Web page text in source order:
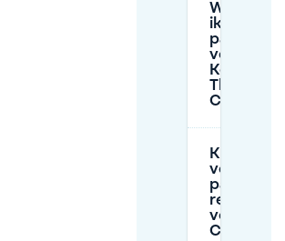
Waar kan
ik
parkeren
voor
Koninklijk
Theater
Carré?
Kan ik
vooraf
parkeren
reserveren
voor
Carré?